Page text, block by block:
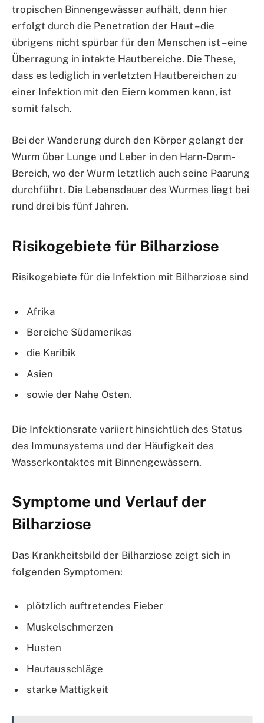
tropischen Binnengewässer aufhält, denn hier
erfolgt durch die Penetration der Haut – die
übrigens nicht spürbar für den Menschen ist – eine
Überragung in intakte Hautbereiche. Die These,
dass es lediglich in verletzten Hautbereichen zu
einer Infektion mit den Eiern kommen kann, ist
somit falsch.
Bei der Wanderung durch den Körper gelangt der
Wurm über Lunge und Leber in den Harn-Darm-
Bereich, wo der Wurm letztlich auch seine Paarung
durchführt. Die Lebensdauer des Wurmes liegt bei
rund drei bis fünf Jahren.
Risikogebiete für Bilharziose
Risikogebiete für die Infektion mit Bilharziose sind
Afrika
Bereiche Südamerikas
die Karibik
Asien
sowie der Nahe Osten.
Die Infektionsrate variiert hinsichtlich des Status
des Immunsystems und der Häufigkeit des
Wasserkontaktes mit Binnengewässern.
Symptome und Verlauf der
Bilharziose
Das Krankheitsbild der Bilharziose zeigt sich in
folgenden Symptomen:
plötzlich auftretendes Fieber
Muskelschmerzen
Husten
Hautausschläge
starke Mattigkeit